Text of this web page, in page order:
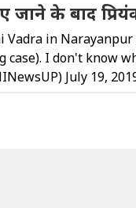
जाने के बाद
Vadra in
case). I don't know
July 19,